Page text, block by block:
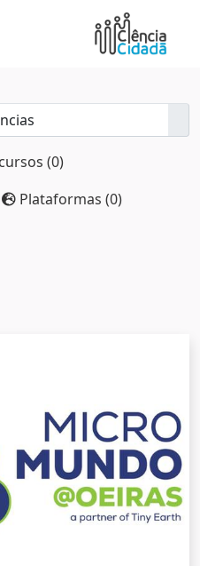
(0)
Plataformas (0)